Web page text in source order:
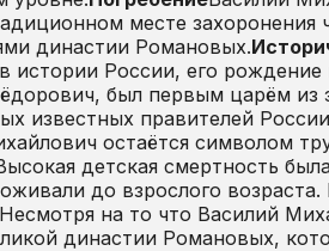
месте захоронения
династии Романовых.
истории России, его
был первым царём из
известных правителей
остаётся символом
детская смертность
до взрослого
на то что Василий
династии Романовых,